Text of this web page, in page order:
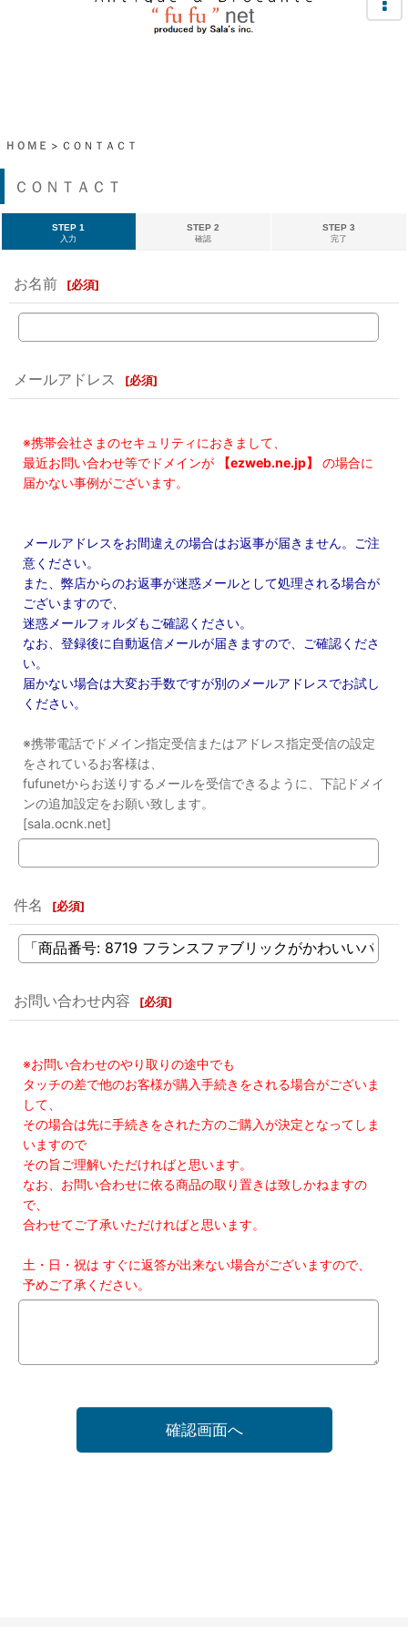
ＨＯＭＥ > ＣＯＮＴＡＣＴ
ＣＯＮＴＡＣＴ
STEP 1
入力
STEP 2
確認
STEP 3
完了
お名前 [必須]
メールアドレス [必須]
※携帯会社さまのセキュリティにおきまして、
最近お問い合わせ等でドメインが
【ezweb.ne.jp】
の場合に
届かない事例がございます。
メールアドレスをお間違えの場合はお返事が届きません。ご注
意ください。
また、弊店からのお返事が迷惑メールとして処理される場合が
ございますので、
迷惑メールフォルダもご確認ください。
なお、登録後に自動返信メールが届きますので、ご確認くださ
い。
届かない場合は大変お手数ですが別のメールアドレスでお試し
ください。
※携帯電話でドメイン指定受信またはアドレス指定受信の設定
をされているお客様は、
fufunetからお送りするメールを受信できるように、下記ドメイ
ンの追加設定をお願い致します。
[sala.ocnk.net]
件名 [必須]
お問い合わせ内容 [必須]
※お問い合わせのやり取りの途中でも
タッチの差で他のお客様が購入手続きをされる場合がございま
して、
その場合は先に手続きをされた方のご購入が決定となってしま
いますので
その旨ご理解いただければと思います。
なお、お問い合わせに依る商品の取り置きは致しかねますの
で、
合わせてご了承いただければと思います。
土・日・祝は すぐに返答が出来ない場合がございますので、
予めご了承ください。
確認画面へ